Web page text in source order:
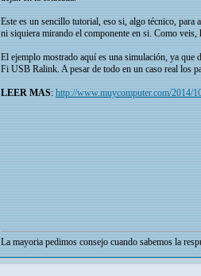
Este es un sencillo tutorial, eso si, algo técnico, para
ni siquiera mirando el componente en si. Como
El ejemplo mostrado aquí es una simulación, ya que
Fi USB Ralink. A pesar de todo en un caso real los
LEER MAS:http://www.muycomputer.com/2014/
La mayoria pedimos consejo cuando sabemos la